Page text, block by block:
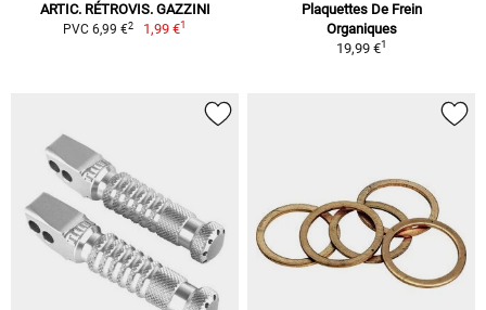
ARTIC. RÉTROVIS. GAZZINI
PVC 6,99 €2 1,99 €1
Plaquettes De Frein
Organiques
19,99 €1